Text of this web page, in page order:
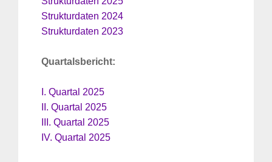
Strukturdaten 2024
Strukturdaten 2023
Quartalsbericht:
I. Quartal 2025
II. Quartal 2025
III. Quartal 2025
IV. Quartal 2025